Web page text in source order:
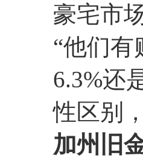
豪宅市
“他们
6.3%还
性区别
加州旧